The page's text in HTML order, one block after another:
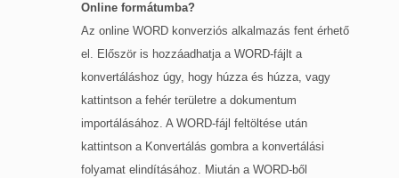
Online formátumba?
Az online WORD konverziós alkalmazás fent érhető
el. Először is hozzáadhatja a WORD-fájlt a
konvertáláshoz úgy, hogy húzza és húzza, vagy
kattintson a fehér területre a dokumentum
importálásához. A WORD-fájl feltöltése után
kattintson a Konvertálás gombra a konvertálási
folyamat elindításához. Miután a WORD-ből